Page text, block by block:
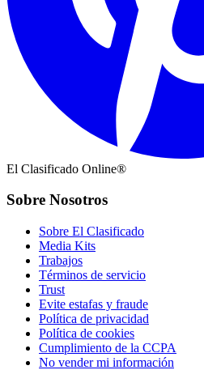
El Clasificado Online®
Sobre Nosotros
Sobre El Clasificado
Media Kits
Trabajos
Términos de servicio
Trust
Evite estafas y fraude
Política de privacidad
Política de cookies
Cumplimiento de la CCPA
No vender mi información